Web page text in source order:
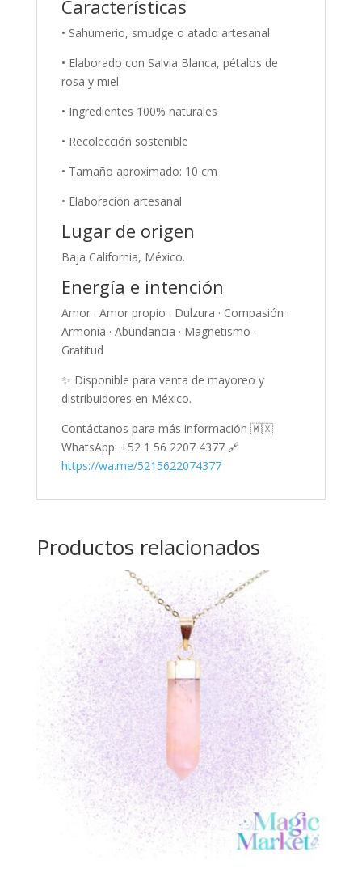
Características
• Sahumerio, smudge o atado artesanal
• Elaborado con Salvia Blanca, pétalos de
rosa y miel
• Ingredientes 100% naturales
• Recolección sostenible
• Tamaño aproximado: 10 cm
• Elaboración artesanal
Lugar de origen
Baja California, México.
Energía e intención
Amor · Amor propio · Dulzura · Compasión ·
Armonía · Abundancia · Magnetismo ·
Gratitud
✨ Disponible para venta de mayoreo y
distribuidores en México.
Contáctanos para más información 🇲🇽
WhatsApp: +52 1 56 2207 4377 🔗
https://wa.me/5215622074377
Productos relacionados